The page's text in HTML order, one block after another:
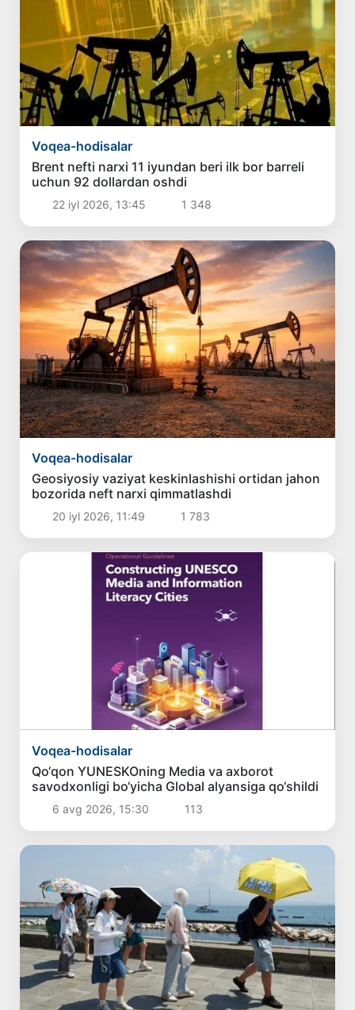
Voqea-hodisalar
Brent nefti narxi 11 iyundan beri ilk bor barreli
uchun 92 dollardan oshdi
22 iyl 2026, 13:45 1 348
Voqea-hodisalar
Geosiyosiy vaziyat keskinlashishi ortidan jahon
bozorida neft narxi qimmatlashdi
20 iyl 2026, 11:49 1 783
Voqea-hodisalar
Qo‘qon YUNESKOning Media va axborot
savodxonligi bo‘yicha Global alyansiga qo‘shildi
6 avg 2026, 15:30 113